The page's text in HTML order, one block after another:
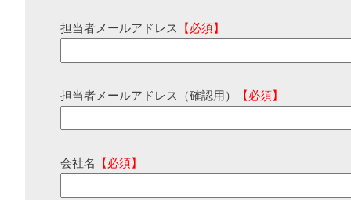
担当者メールアドレス 【必須】
担当者メールアドレス（確認用） 【必須】
会社名 【必須】